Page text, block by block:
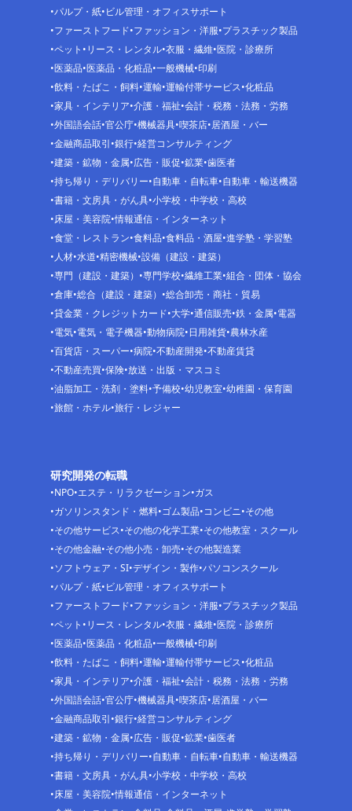
パルプ・紙 ビル管理・オフィスサポート
ファーストフード ファッション・洋服 プラスチック製品
ペット リース・レンタル 衣服・繊維 医院・診療所
医薬品 医薬品・化粧品 一般機械 印刷
飲料・たばこ・飼料 運輸 運輸付帯サービス 化粧品
家具・インテリア 介護・福祉 会計・税務・法務・労務
外国語会話 官公庁 機械器具 喫茶店 居酒屋・バー
金融商品取引 銀行 経営コンサルティング
建築・鉱物・金属 広告・販促 鉱業 歯医者
持ち帰り・デリバリー 自動車・自転車 自動車・輸送機器
書籍・文房具・がん具 小学校・中学校・高校
床屋・美容院 情報通信・インターネット
食堂・レストラン 食料品 食料品・酒屋 進学塾・学習塾
人材 水道 精密機械 設備（建設・建築）
専門（建設・建築）
専門学校 繊維工業 組合・団体・協会
倉庫 総合（建設・建築）
総合卸売・商社・貿易
貸金業・クレジットカード 大学 通信販売 鉄・金属 電器
電気 電気・電子機器 動物病院 日用雑貨 農林水産
百貨店・スーパー 病院 不動産開発 不動産賃貸
不動産売買 保険 放送・出版・マスコミ
油脂加工・洗剤・塗料 予備校 幼児教室 幼稚園・保育園
旅館・ホテル 旅行・レジャー
研究開発の転職
NPO エステ・リラクゼーション ガス
ガソリンスタンド・燃料 ゴム製品 コンビニ その他
その他サービス その他の化学工業 その他教室・スクール
その他金融 その他小売・卸売 その他製造業
ソフトウェア・SI デザイン・製作 パソコンスクール
パルプ・紙 ビル管理・オフィスサポート
ファーストフード ファッション・洋服 プラスチック製品
ペット リース・レンタル 衣服・繊維 医院・診療所
医薬品 医薬品・化粧品 一般機械 印刷
飲料・たばこ・飼料 運輸 運輸付帯サービス 化粧品
家具・インテリア 介護・福祉 会計・税務・法務・労務
外国語会話 官公庁 機械器具 喫茶店 居酒屋・バー
金融商品取引 銀行 経営コンサルティング
建築・鉱物・金属 広告・販促 鉱業 歯医者
持ち帰り・デリバリー 自動車・自転車 自動車・輸送機器
書籍・文房具・がん具 小学校・中学校・高校
床屋・美容院 情報通信・インターネット